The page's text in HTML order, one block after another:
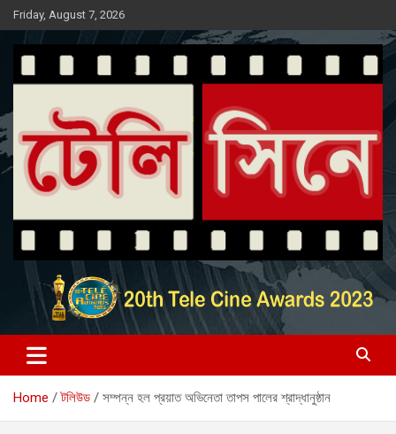
Skip
to
content
Friday, August 7, 2026
টেলি সিনে
Entertainment News Portal
Home টলিউড সম্পন্ন হল প্রয়াত অভিনেতা তাপস পালের শ্রাদ্ধানুষ্ঠান